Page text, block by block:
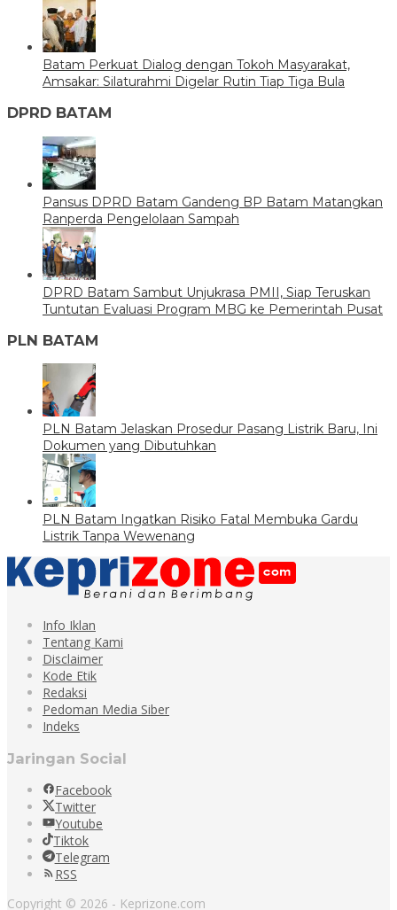
Batam Perkuat Dialog dengan Tokoh Masyarakat,
Amsakar: Silaturahmi Digelar Rutin Tiap Tiga Bula
DPRD BATAM
Pansus DPRD Batam Gandeng BP Batam Matangkan
Ranperda Pengelolaan Sampah
DPRD Batam Sambut Unjukrasa PMII, Siap Teruskan
Tuntutan Evaluasi Program MBG ke Pemerintah Pusat
PLN BATAM
PLN Batam Jelaskan Prosedur Pasang Listrik Baru, Ini
Dokumen yang Dibutuhkan
PLN Batam Ingatkan Risiko Fatal Membuka Gardu
Listrik Tanpa Wewenang
Info Iklan
Tentang Kami
Disclaimer
Kode Etik
Redaksi
Pedoman Media Siber
Indeks
Jaringan Social
Facebook
Twitter
Youtube
Tiktok
Telegram
RSS
Copyright © 2026 - Keprizone.com